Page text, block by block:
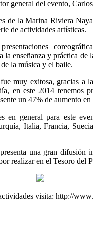
general del evento,
de la Marina Riviera
de actividades artísticas.
la enseñanza y práctica de
la música y el baile.
muy exitosa, gracias a
en este 2014 tenemos
un 47% de aumento
en general para este
Italia, Francia,
una gran difusión
realizar en el Tesoro del
visita: http://